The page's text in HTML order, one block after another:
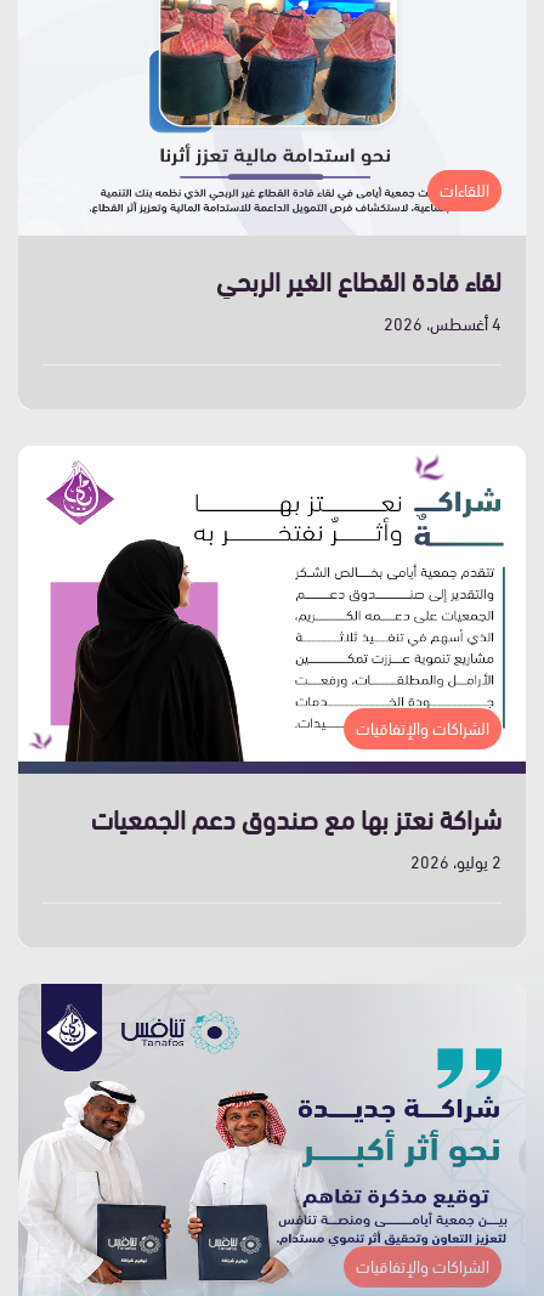
اللقاءات
لقاء قادة القطاع الغير الربحي
4 أغسطس، 2026
الشراكات والإتفاقيات
شراكة نعتز بها مع صندوق دعم الجمعيات
2 يوليو، 2026
الشراكات والإتفاقيات